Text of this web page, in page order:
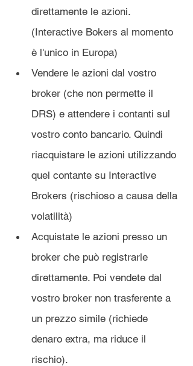
direttamente le azioni.
(Interactive Bokers al momento
è l'unico in Europa)
Vendere le azioni dal vostro
broker (che non permette il
DRS) e attendere i contanti sul
vostro conto bancario. Quindi
riacquistare le azioni utilizzando
quel contante su Interactive
Brokers (rischioso a causa della
volatilità)
Acquistate le azioni presso un
broker che può registrarle
direttamente. Poi vendete dal
vostro broker non trasferente a
un prezzo simile (richiede
denaro extra, ma riduce il
rischio).